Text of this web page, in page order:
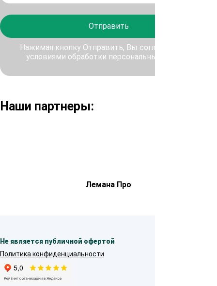
Отправить
Нажимая кнопку Отправить, Вы соглашаетесь с
условиями обработки персональных данных
Наши партнеры:
Лемана Про
Не является публичной офертой
Политика конфиденциальности